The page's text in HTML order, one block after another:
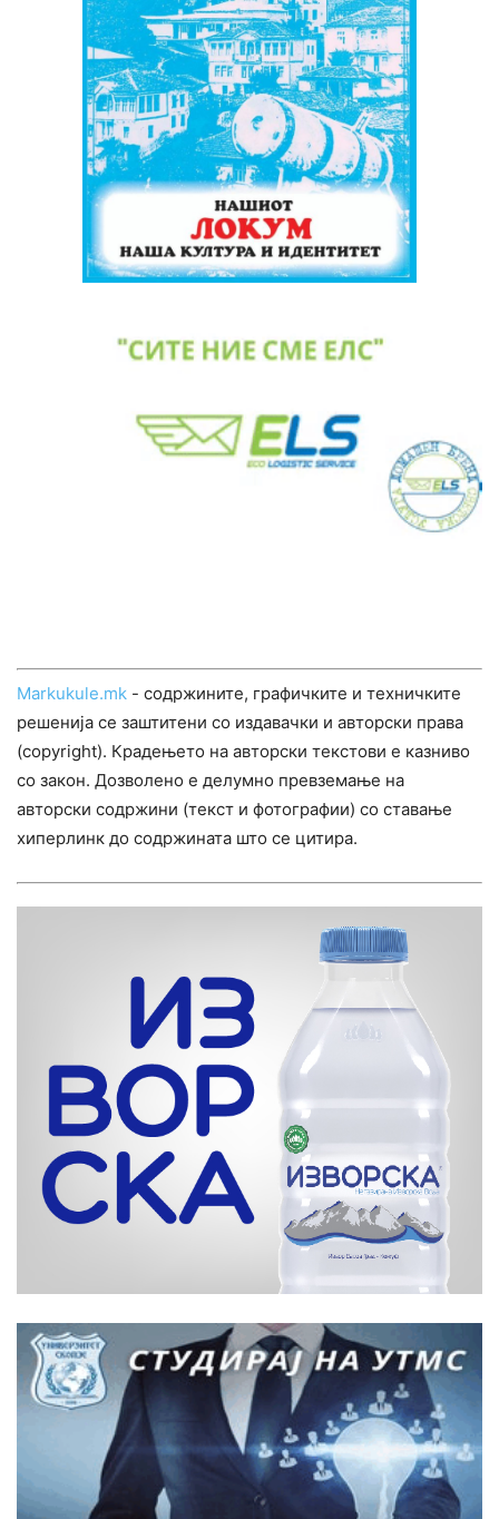
Markukule.mk - содржините, графичките и техничките
решенија се заштитени со издавачки и авторски права
(copyright). Крадењето на авторски текстови е казниво
со закон. Дозволено е делумно превземање на
авторски содржини (текст и фотографии) со ставање
хиперлинк до содржината што се цитира.